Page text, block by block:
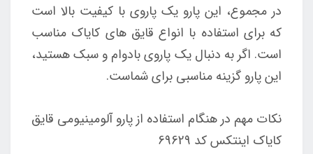
در مجموع، این پارو یک پاروی با کیفیت بالا است
که برای استفاده با انواع قایق های کایاک مناسب
است. اگر به دنبال یک پاروی بادوام و سبک هستید،
این پارو گزینه مناسبی برای شماست.
نکات مهم در هنگام استفاده از پارو آلومینیومی قایق
کایاک اینتکس کد 69629